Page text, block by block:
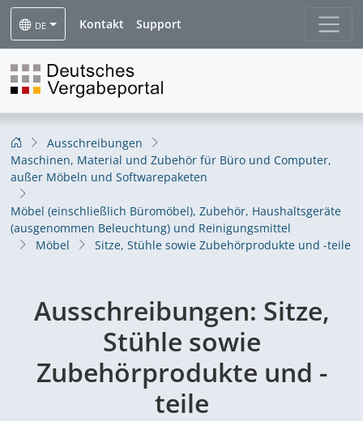
DE Kontakt Support
Ausschreibungen
Maschinen, Material und Zubehör für Büro und Computer,
außer Möbeln und Softwarepaketen
Möbel (einschließlich Büromöbel), Zubehör, Haushaltsgeräte
(ausgenommen Beleuchtung) und Reinigungsmittel
Möbel
Sitze, Stühle sowie Zubehörprodukte und -teile
Ausschreibungen: Sitze,
Stühle sowie
Zubehörprodukte und -
teile